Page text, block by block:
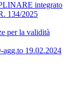
integrato
134/2025
per la validità
19.02.2024